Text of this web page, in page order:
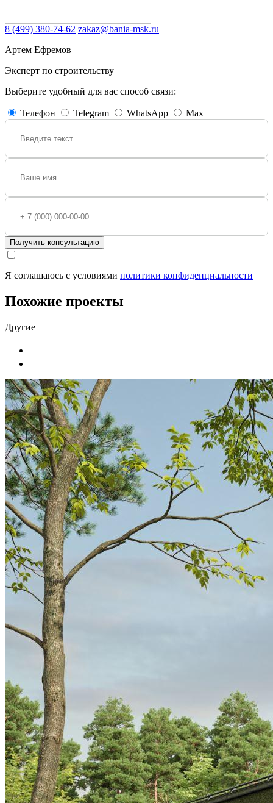
8 (499) 380-74-62 zakaz@bania-msk.ru
Артем Ефремов
Эксперт по строительству
Выберите удобный для вас способ связи:
Телефон Telegram WhatsApp Max
Получить консультацию
Я соглашаюсь с условиями политики конфиденциальности
Похожие проекты
Другие